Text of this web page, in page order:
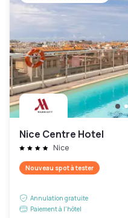
Nice Centre Hotel
Nice
Nouveau spot à tester
Annulation gratuite
Paiement à l'hôtel